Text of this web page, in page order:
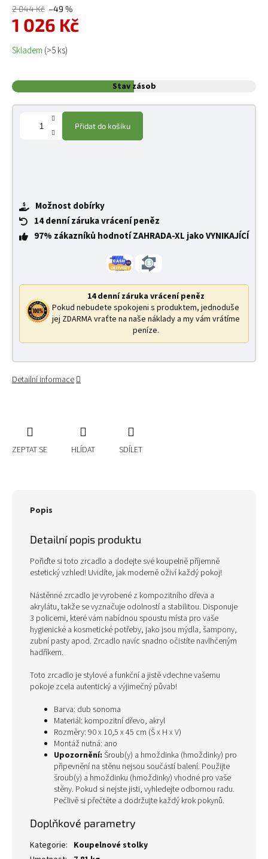
2 044 Kč –49 %
1 026 Kč
Měrná cena:
Skladem (>5 ks)
Stav zásob
Přidat do košíku
Možnost dobírky
14 denní záruka vrácení peněz
97% zákazníků hodnotí ZAHRADA-XL jako VYNIKAJÍCÍ
14 denní záruka vrácení peněz
Pokud nebudete spokojeni s produktem, jednoduše
jej ZDARMA vraťte na naše náklady a my vám vrátíme
peníze.
Detailní informace
ZEPTAT SE HLÍDAT SDÍLET
Popis
Detailní popis produktu
Pořiďte si toto zrcadlo a dodejte své koupelně příjemně
estetický vzhled! Uvidíte, jak moderně oživí každý pokoj!
Nástěnné zrcadlo je vyrobené z kompozitního dřeva a
akrylátu, takže se vyznačuje odolností a stabilitou. Disponuje
3 policemi, které vám nabídnou spoustu místa pro vaše
hygienické a kosmetické potřeby, jako jsou mýdla, šampony,
zubní pasty apod. Zrcadlo navíc snadno očistíte navlhčeným
hadříkem.
Toto zrcadlo je stylové a funkční a jistě vdechne vašemu
pokoje zcela autentický a výjimečný půvab!
Barva: dub sonoma
Materiál: kompozitní dřevo, akryl
Rozměry: 90 x 10,5 x 45 cm (Š x H x V)
Montáž nutná: ano
Upozornění: Šroub(y) a hmoždinka (hmoždinky) pro
připevnění na stěnu nejsou součástí balení. Použijte
šroub(y) a hmoždinku (hmoždinky) vhodné pro vaše
stěny. Pokud si nejste jisti, vyhledejte odbornou radu.
Pečlivě si přečtěte a dodržujte každý krok pokynů.
Doplňkové parametry
Kategorie: Koupelnové stolky